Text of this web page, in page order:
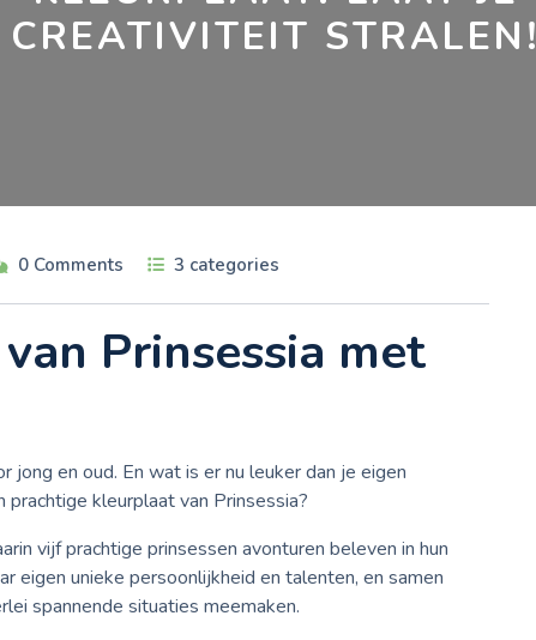
CREATIVITEIT STRALEN!
0 Comments 3 categories
Prinsessia met
jong en oud. En wat is er nu leuker dan je eigen
kleurplaat van Prinsessia?
vijf prachtige prinsessen avonturen beleven in hun
eigen unieke persoonlijkheid en talenten, en samen
spannende situaties meemaken.